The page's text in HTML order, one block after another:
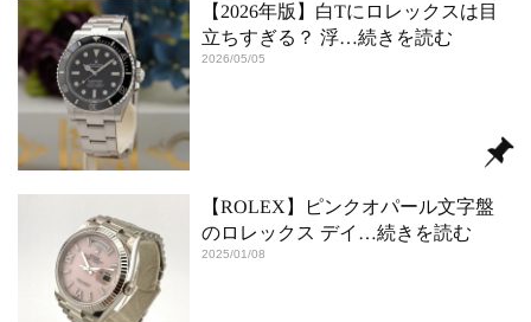
【2026年版】白Tにロレックスは目
立ちすぎる？ 浮…続きを読む
2026/05/05
【ROLEX】ピンクオパール文字盤
のロレックス デイ …続きを読む
2025/01/08